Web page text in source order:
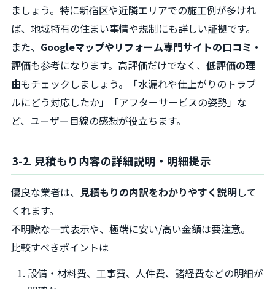
ましょう。特に新宿区や近隣エリアでの施工例が多けれ
ば、地域特有の住まい事情や規制にも詳しい証拠です。
また、 Googleマップやリフォーム専門サイトの口コミ・
評価も参考になります。高評価だけでなく、 低評価の理
由もチェックしましょう。「水漏れや仕上がりのトラブ
ルにどう対応したか」「アフターサービスの姿勢」な
ど、ユーザー目線の感想が役立ちます。
3-2. 見積もり内容の詳細説明・明細提示
優良な業者は、 見積もりの内訳をわかりやすく説明して
くれます。
不明瞭な一式表示や、極端に安い/高い金額は要注意。
比較すべきポイントは
設備・材料費、工事費、人件費、諸経費などの明細が